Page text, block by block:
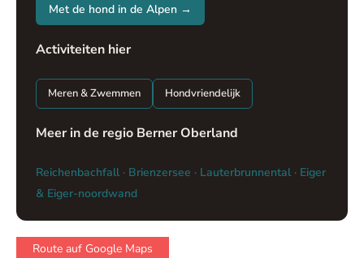
Met de hond in de Alpen →
Activiteiten hier
Meren & Zwemmen Hondvriendelijk
Meer in de regio Berner Oberland
Reichenbachfall · Brienzersee · Lauterbrunnental · Eiger
& Eiger-noordwand
Route auf Google Maps